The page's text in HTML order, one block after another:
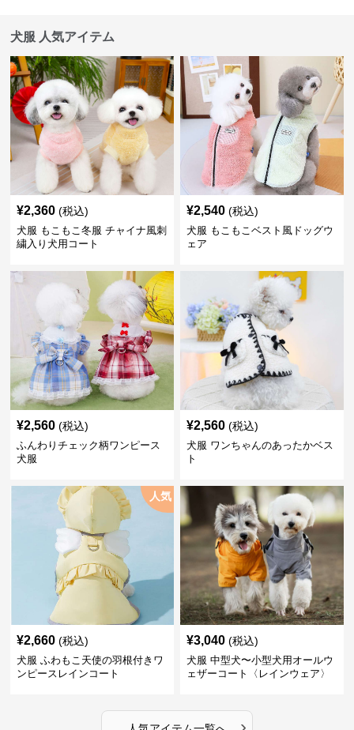
犬服 人気アイテム
¥2,360 (税込)
犬服 もこもこ冬服 チャイナ風刺
繍入り犬用コート
¥2,540 (税込)
犬服 もこもこベスト風ドッグウ
ェア
¥2,560 (税込)
ふんわりチェック柄ワンピース
犬服
¥2,560 (税込)
犬服 ワンちゃんのあったかベス
ト
人気
¥2,660 (税込)
犬服 ふわもこ天使の羽根付きワ
ンピースレインコート
¥3,040 (税込)
犬服 中型犬〜小型犬用オールウ
ェザーコート〈レインウェア〉